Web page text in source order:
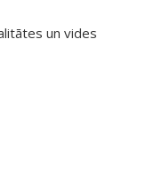
un vides